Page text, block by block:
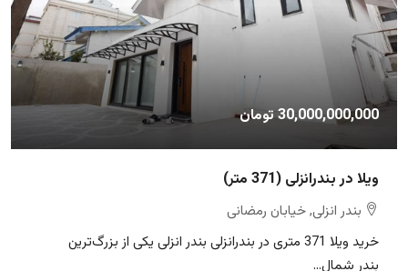
30,000,000,000 تومان
ویلا در بندرانزلی (371 متر)
بندر انزلی, خیابان رمضانی
خرید ویلا 371 متری در بندرانزلی بندر انزلی یکی از بزرگ‌ترین
بندر شمال...